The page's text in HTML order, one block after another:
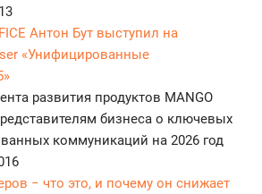
Антон Бут выступил на
«Унифицированные
развития продуктов MANGO
бизнеса о ключевых
коммуникаций на 2026 год
− что это, и почему он снижает